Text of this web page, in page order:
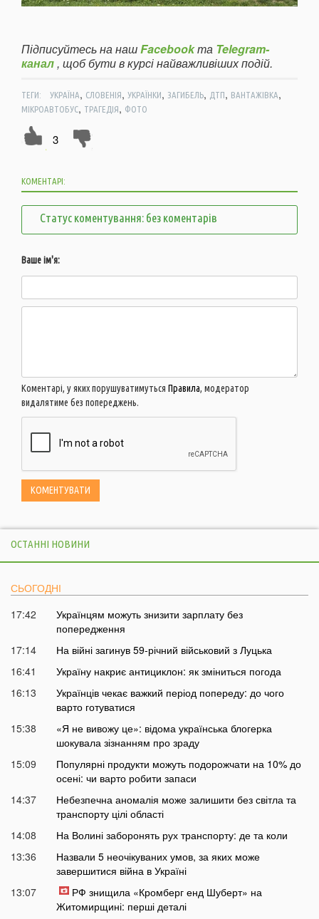
Підписуйтесь на нашFacebookта Telegram-
канал, щоб бути в курсі найважливіших подій.
ТЕГИ: УКРАЇНА, СЛОВЕНІЯ, УКРАЇНКИ, ЗАГИБЕЛЬ, ДТП, ВАНТАЖІВКА,
МІКРОАВТОБУС, ТРАГЕДІЯ, ФОТО
3
КОМЕНТАРІ:
Статус коментування: без коментарів
Ваше ім'я:
Коментарі, у яких порушуватимуться Правила, модератор
видалятиме без попереджень.
ОСТАННІ НОВИНИ
СЬОГОДНІ
17:42
Українцям можуть знизити зарплату без
попередження
17:14
На війні загинув 59-річний військовий з Луцька
16:41
Україну накриє антициклон: як зміниться погода
16:13
Українців чекає важкий період попереду: до чого
варто готуватися
15:38
«Я не вивожу це»: відома українська блогерка
шокувала зізнанням про зраду
15:09
Популярні продукти можуть подорожчати на 10% до
осені: чи варто робити запаси
14:37
Небезпечна аномалія може залишити без світла та
транспорту цілі області
14:08
На Волині заборонять рух транспорту: де та коли
13:36
Назвали 5 неочікуваних умов, за яких може
завершитися війна в Україні
13:07
РФ знищила «Кромберг енд Шуберт» на
Житомирщині: перші деталі